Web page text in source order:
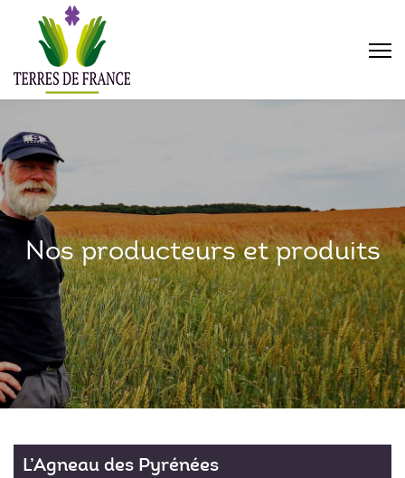
Nos producteurs et produits
L’Agneau des Pyrénées